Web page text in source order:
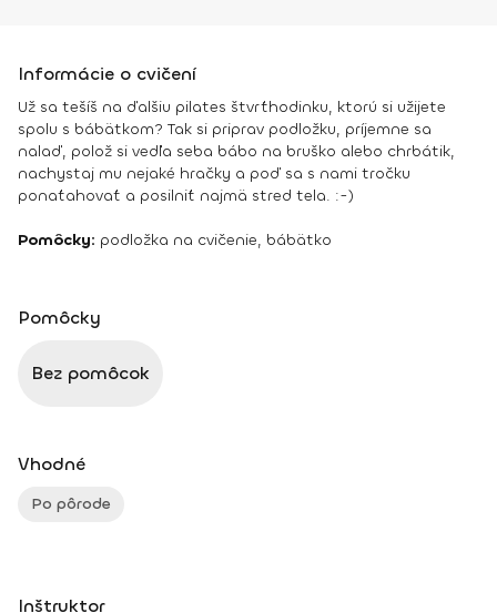
Informácie o cvičení
Už sa tešíš na ďalšiu pilates štvrťhodinku, ktorú si užijete
spolu s bábätkom? Tak si priprav podložku, príjemne sa
nalaď, polož si vedľa seba bábo na bruško alebo chrbátik,
nachystaj mu nejaké hračky a poď sa s nami tročku
ponaťahovať a posilniť najmä stred tela. :-)
Pomôcky: podložka na cvičenie, bábätko
Pomôcky
Bez pomôcok
Vhodné
Po pôrode
Inštruktor